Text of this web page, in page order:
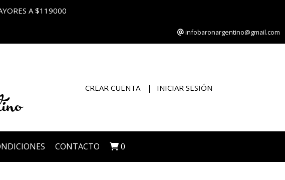
A $119000
infobaronargentino@gmail.com
CREAR CUENTA INICIAR SESIÓN
CONTACTO 0